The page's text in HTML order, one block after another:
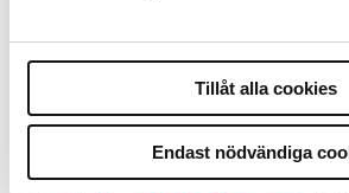
Tillåt alla cookies
Endast nödvändiga
7 juli 2026
Debatt:Med för
kan polisen inte
15 juni 2026